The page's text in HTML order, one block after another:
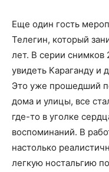
Еще один гость
Телегин, который
лет. В серии снимков
увидеть Караганду и
Это уже прошедший
дома и улицы, все
где-то в уголке
воспоминаний. В
настолько
легкую ностальгию